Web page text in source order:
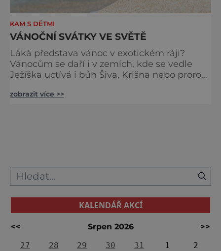
KAM S DĚTMI
VÁNOČNÍ SVÁTKY VE SVĚTĚ
Láká představa vánoc v exotickém ráji?
Vánocům se daří i v zemích, kde se vedle
Ježíška uctívá i bůh Šiva, Krišna nebo prorok
vánoce. Často netuší, že se v těch dnech
zobrazit více >>
KALENDÁŘ AKCÍ
<< Srpen 2026
>>
27
28 29 30 31 1
2